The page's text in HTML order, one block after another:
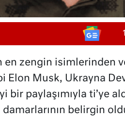
en zengin isimlerinden
Elon Musk, Ukrayna
bir paylaşımıyla ti’ye
damarlarının belirgin